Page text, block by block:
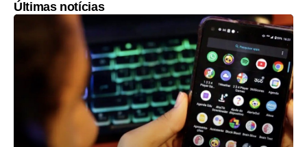
Últimas notícias